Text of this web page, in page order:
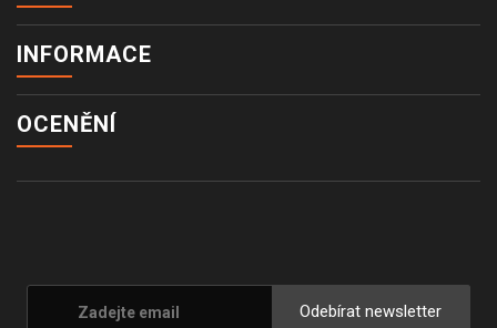
INFORMACE
OCENĚNÍ
Odebírat newsletter